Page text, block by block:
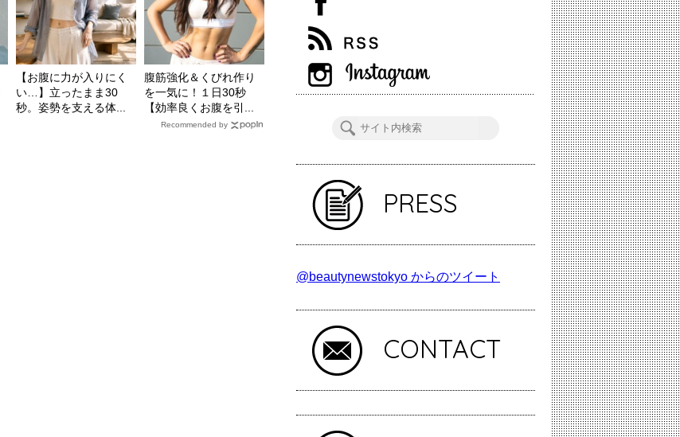
【お腹に力が入りにく
い…】立ったまま30
秒。姿勢を支える体...
腹筋強化＆くびれ作り
を一気に！１日30秒
【効率良くお腹を引...
Recommended by
PRESS
@beautynewstokyo からのツイート
CONTACT